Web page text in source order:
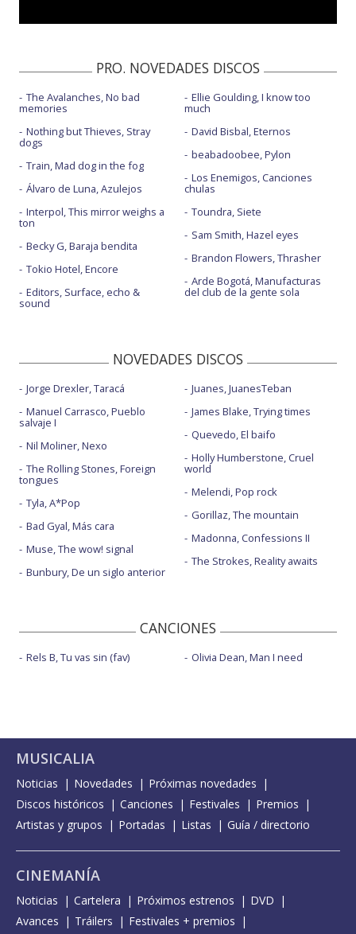
Morna
Nada es imposible
Negra sombra
Que no me silbes - con El Drogas
Te dejé marchar
Te sigo soñando - con Depedro
PRO. NOVEDADES DISCOS
The Avalanches, No bad
memories
Nothing but Thieves, Stray
dogs
Train, Mad dog in the fog
Álvaro de Luna, Azulejos
Interpol, This mirror weighs a
ton
Becky G, Baraja bendita
Tokio Hotel, Encore
Editors, Surface, echo &
sound
Ellie Goulding, I know too
much
David Bisbal, Eternos
beabadoobee, Pylon
Los Enemigos, Canciones
chulas
Toundra, Siete
Sam Smith, Hazel eyes
Brandon Flowers, Thrasher
Arde Bogotá, Manufacturas
del club de la gente sola
NOVEDADES DISCOS
Jorge Drexler, Taracá
Manuel Carrasco, Pueblo
salvaje I
Nil Moliner, Nexo
The Rolling Stones, Foreign
tongues
Tyla, A*Pop
Bad Gyal, Más cara
Muse, The wow! signal
Bunbury, De un siglo anterior
Juanes, JuanesTeban
James Blake, Trying times
Quevedo, El baifo
Holly Humberstone, Cruel
world
Melendi, Pop rock
Gorillaz, The mountain
Madonna, Confessions II
The Strokes, Reality awaits
CANCIONES
Rels B, Tu vas sin (fav) Olivia Dean, Man I need
MUSICALIA
Noticias Novedades
Próximas novedades
Discos históricos
Canciones Festivales
Premios
Artistas y grupos
Portadas Listas Guía / directorio
CINEMANÍA
Noticias Cartelera Próximos estrenos
DVD
Avances
Tráilers Festivales + premios